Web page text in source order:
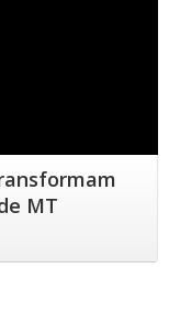
MT